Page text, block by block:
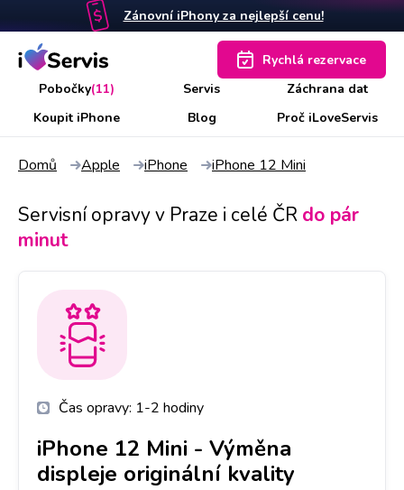
Zánovní iPhony za nejlepší cenu!
Pobočky(11) Servis
Záchrana dat
Koupit iPhone
Blog Proč iLoveServis
Rychlá rezervace
Domů Apple iPhone iPhone 12 Mini
Servisní opravy v Praze i celé ČR do pár
minut
Čas opravy: 1-2 hodiny
iPhone 12 Mini - Výměna
displeje originální kvality